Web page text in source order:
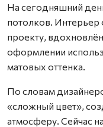
На сегодняшний
потолков.
проекту,
оформлении
матовых оттенка.
По словам
«сложный цвет»,
атмосферу. Сейчас